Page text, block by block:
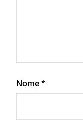
Nome*